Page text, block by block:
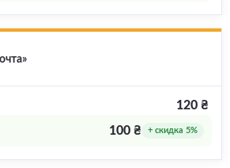
120 ₴
100 ₴ + скидка 5%